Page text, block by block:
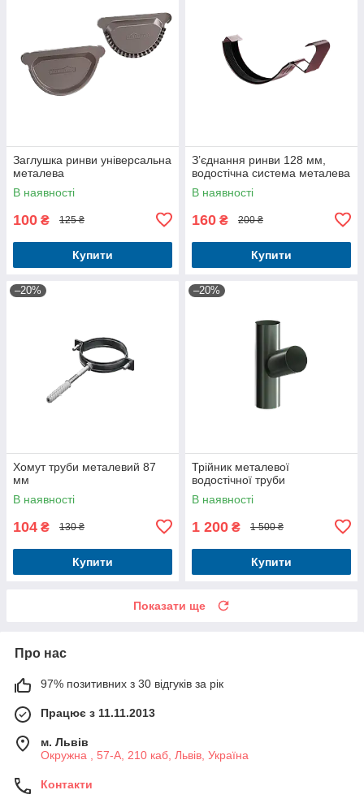
Заглушка ринви універсальна
металева
В наявності
100 ₴ 125 ₴
Купити
З’єднання ринви 128 мм,
водостічна система металева
В наявності
160 ₴ 200 ₴
Купити
–20%
Хомут труби металевий 87
мм
В наявності
104 ₴ 130 ₴
Купити
–20%
Трійник металевої
водостічної труби
В наявності
1 200 ₴ 1 500 ₴
Купити
Показати ще
Про нас
97% позитивних з 30 відгуків за рік
Працює з 11.11.2013
м. Львів
Окружна , 57-А, 210 каб, Львів, Україна
Контакти